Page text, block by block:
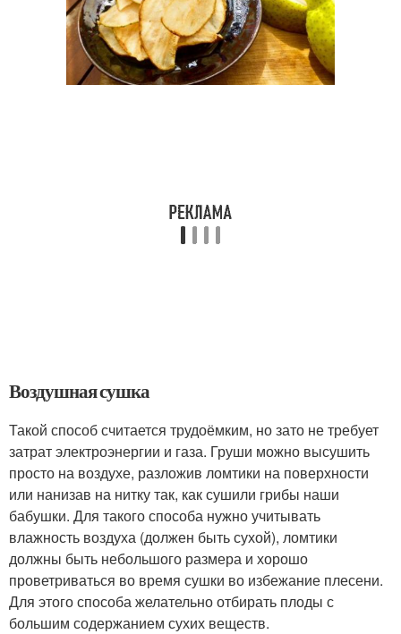
Воздушная сушка
Такой способ считается трудоёмким, но зато не требует
затрат электроэнергии и газа. Груши можно высушить
просто на воздухе, разложив ломтики на поверхности
или нанизав на нитку так, как сушили грибы наши
бабушки. Для такого способа нужно учитывать
влажность воздуха (должен быть сухой), ломтики
должны быть небольшого размера и хорошо
проветриваться во время сушки во избежание плесени.
Для этого способа желательно отбирать плоды с
большим содержанием сухих веществ.